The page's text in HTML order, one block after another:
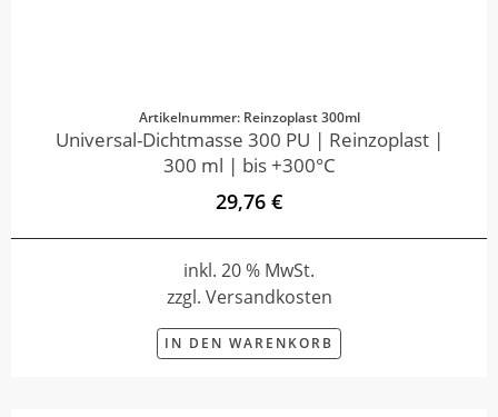
Artikelnummer: Reinzoplast 300ml
Universal-Dichtmasse 300 PU | Reinzoplast |
300 ml | bis +300°C
29,76 €
inkl. 20 % MwSt.
zzgl. Versandkosten
IN DEN WARENKORB